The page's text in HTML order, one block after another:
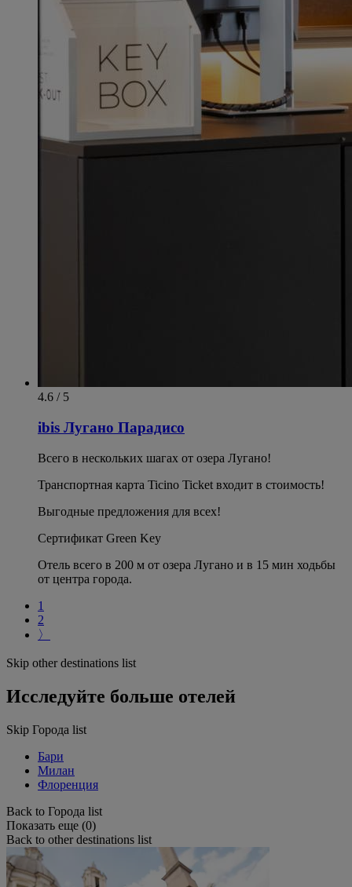
4.6 / 5
ibis Лугано Парадисо
Всего в нескольких шагах от озера Лугано!
Транспортная карта Ticino Ticket входит в стоимость!
Выгодные предложения для всех!
Сертификат Green Key
Отель всего в 200 м от озера Лугано и в 15 мин ходьбы
от центра города.
1
2
〉
Skip other destinations list
Исследуйте больше отелей
Skip Города list
Бари
Милан
Флоренция
Back to Города list
Показать еще (0)
Back to other destinations list